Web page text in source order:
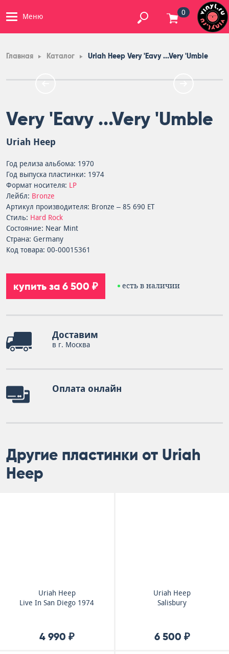
Меню 0
Главная Каталог Uriah Heep Very 'Eavy ...Very 'Umble
Very 'Eavy ...Very 'Umble
Uriah Heep
Год релиза альбома: 1970
Год выпуска пластинки: 1974
Формат носителя: LP
Лейбл: Bronze
Артикул производителя: Bronze – 85 690 ET
Стиль: Hard Rock
Состояние: Near Mint
Страна: Germany
Код товара: 00-00015361
купить за 6 500 ₽ есть в наличии
Доставим
в г. Москва
Оплата онлайн
Другие пластинки от Uriah
Heep
Uriah Heep
Live In San Diego 1974
4 990 ₽
Uriah Heep
Salisbury
6 500 ₽